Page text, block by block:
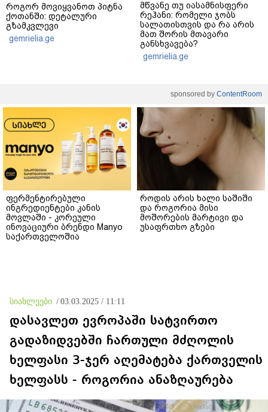
როგორ მოვიყვანოთ პიტნა
ქოთანში: დეტალური
გზამკვლევი
gemrielia.ge
მწვანე თუ იასამნისფერი
რეჰანი: რომელი ჯობს
სალათისთვის და რა არის
მათ შორის მთავარი
განსხვავება?
gemrielia.ge
sponsored by ContentRoom
ფერმენტირებული
ინგრედიენტები კანის
მოვლაში - კორეული
ინოვაციური ბრენდი Manyo
საქართველოშია
როდის არის ხალი საშიში
და როგორია მისი
მოშორების მარტივი და
უსაფრთხო გზები
სიახლეები / 03.03.2025 / 11:11
დასავლეთ ევროპაში სატვირთო
გადაზიდვებში ჩართული მძღოლის
ხელფასი 3-ჯერ აღემატება ქართველის
ხელფასს - როგორია ანაზღაურება